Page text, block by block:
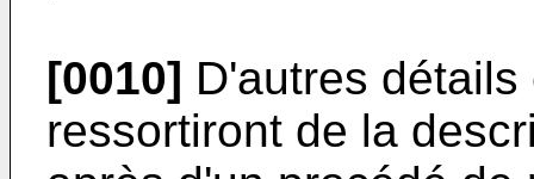
[0010] D'autres
ressortiront de la